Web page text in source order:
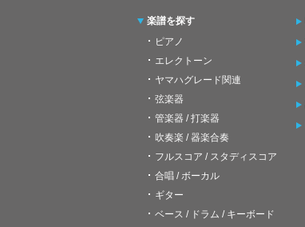
楽譜を探す
ピアノ
エレクトーン
ヤマハグレード関連
弦楽器
管楽器 / 打楽器
吹奏楽 / 器楽合奏
フルスコア / スタディスコア
合唱 / ボーカル
ギター
ベース / ドラム / キーボード